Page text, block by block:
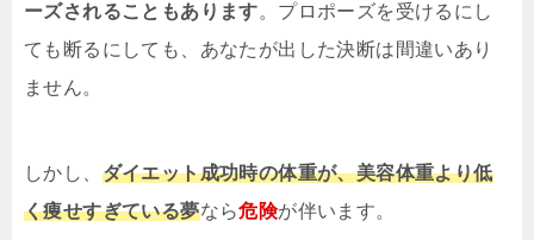
ーズされることもあります。プロポーズを受けるにし
ても断るにしても、あなたが出した決断は間違いあり
ません。
しかし、 ダイエット成功時の体重が、美容体重より低
く痩せすぎている夢なら危険が伴います。